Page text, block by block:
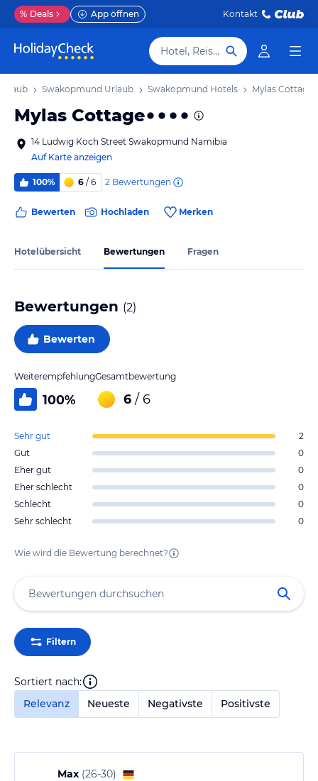
% Deals App öffnen Kontakt
Hotel, Reiseziel
Swakopmund Urlaub Swakopmund Hotels Mylas Cottage
Mylas Cottage
14 Ludwig Koch Street Swakopmund Namibia
Auf Karte anzeigen
100% 6 / 6 2 Bewertungen
Bewerten Hochladen Merken
Hotelübersicht Bewertungen Fragen
Bewertungen (2)
Bewerten
Weiterempfehlung
100%
Gesamtbewertung
6 / 6
Sehr gut
2
Gut
0
Eher gut
0
Eher schlecht
0
Schlecht
0
Sehr schlecht
0
Wie wird die Bewertung berechnet?
Filtern
Sortiert nach:
Relevanz
Neueste Negativste Positivste
Max (26-30)